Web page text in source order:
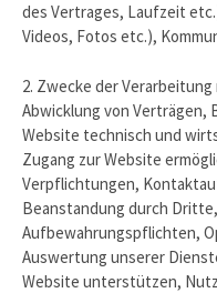
des Vertrages, Laufzeit
Videos, Fotos etc.),
2. Zwecke der Verarbeitung
Abwicklung von Verträgen,
Website technisch und
Zugang zur Website
Verpflichtungen,
Beanstandung durch
Aufbewahrungspflichten,
Auswertung unserer
Website unterstützen,